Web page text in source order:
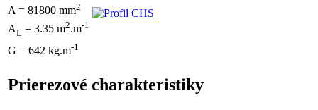
A = 81800 mm2
AL = 3.35 m2.m-1
G = 642 kg.m-1
Prierezové charakteristiky